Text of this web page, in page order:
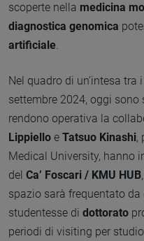
scoperte nella medicina
diagnostica genomica
artificiale.
Nel quadro di un’intesa
settembre 2024, oggi
rendono operativa la
Lippiello e Tatsuo Kinashi,
Medical University, hanno
del Ca’ Foscari / KMU HUB
spazio sarà frequentato
studentesse di dottorato
periodi di visiting per